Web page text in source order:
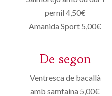
pernil 4,50€
Amanida Sport 5,00€
De segon
Ventresca de bacallà
amb samfaina 5,00€